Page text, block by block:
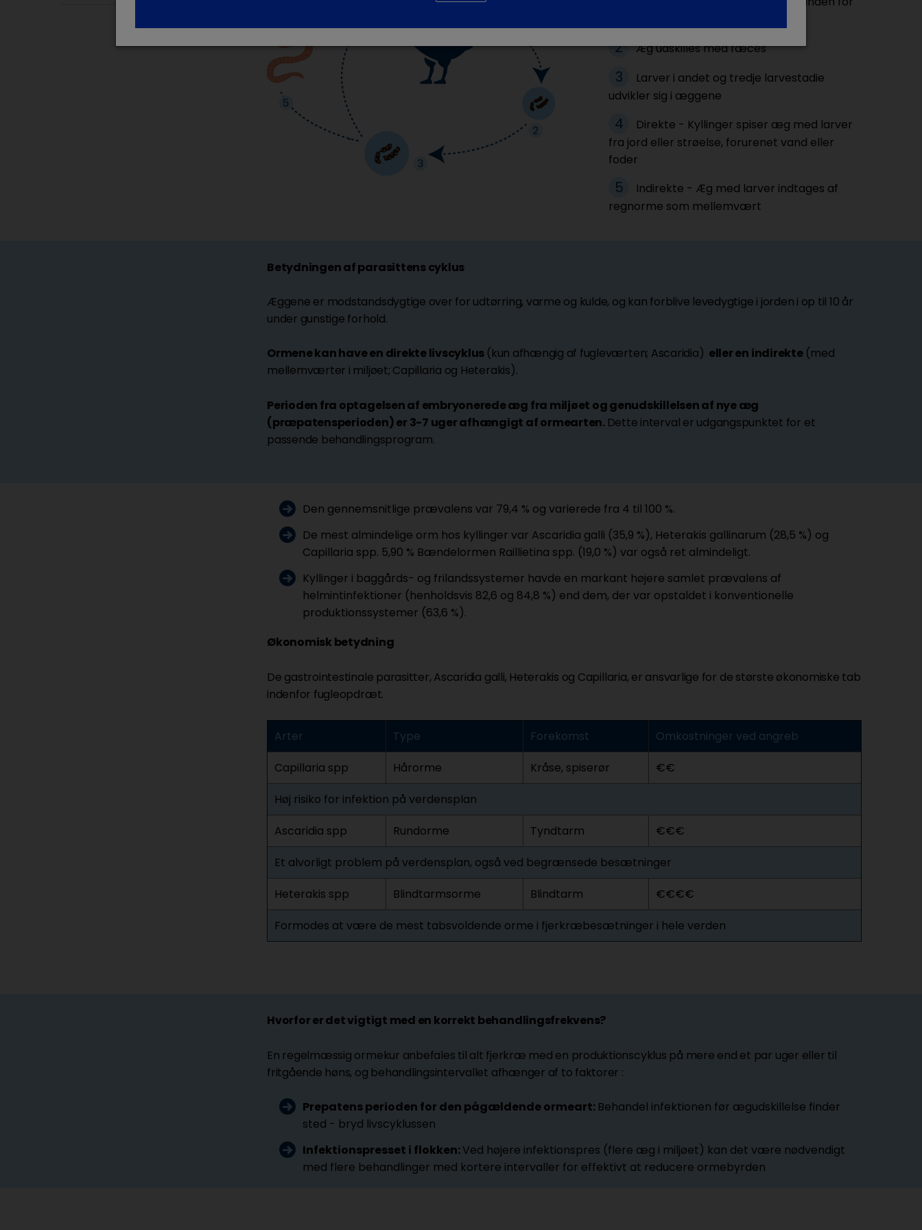
Æg udskilles med fæces
Larver i andet og tredje larvestadie
udvikler sig i æggene
Direkte - Kyllinger spiser æg med larver
fra jord eller strøelse, forurenet vand eller
foder
Indirekte - Æg med larver indtages af
regnorme som mellemvært
Betydningen af parasittens cyklus
Æggene er modstandsdygtige over for udtørring, varme og kulde, og kan forblive levedygtige i jorden i op til 10 år
under gunstige forhold.
Ormene kan have en direkte livscyklus (kun afhængig af fugleværten; Ascaridia) eller en indirekte(med
mellemværter i miljøet; Capillaria og Heterakis).
Perioden fra optagelsen af embryonerede æg fra miljøet og genudskillelsen af nye æg
(præpatensperioden) er 3-7 uger afhængigt af ormearten. Dette interval er udgangspunktet for et
passende behandlingsprogram.
Den gennemsnitlige prævalens var 79,4 % og varierede fra 4 til 100 %.
De mest almindelige orm hos kyllinger var Ascaridia galli (35,9 %), Heterakis gallinarum (28,5 %) og
Capillaria spp. 5,90 % Bændelormen Raillietina spp. (19,0 %) var også ret almindeligt.
Kyllinger i baggårds- og frilandssystemer havde en markant højere samlet prævalens af
helmintinfektioner (henholdsvis 82,6 og 84,8 %) end dem, der var opstaldet i konventionelle
produktionssystemer (63,6 %).
Økonomisk betydning
De gastrointestinale parasitter, Ascaridia galli, Heterakis og Capillaria, er ansvarlige for de største økonomiske tab
indenfor fugleopdræt.
Arter Type Forekomst
Omkostninger ved angreb
Capillaria spp
Hårorme Kråse, spiserør
€€
Høj risiko for infektion på verdensplan
Ascaridia spp
Rundorme Tyndtarm
€€€
Et alvorligt problem på verdensplan, også ved begrænsede besætninger
Heterakis spp
Blindtarmsorme Blindtarm
€€€€
Formodes at være de mest tabsvoldende orme i fjerkræbesætninger i hele verden
Hvorfor er det vigtigt med en korrekt behandlingsfrekvens?
En regelmæssig ormekur anbefales til alt fjerkræ med en produktionscyklus på mere end et par uger eller til
fritgående høns, og behandlingsintervallet afhænger af to faktorer :
Prepatens perioden for den pågældende ormeart: Behandel infektionen før ægudskillelse finder
sted - bryd livscyklussen
Infektionspresset i flokken:Ved højere infektionspres (flere æg i miljøet) kan det være nødvendigt
med flere behandlinger med kortere intervaller for effektivt at reducere ormebyrden